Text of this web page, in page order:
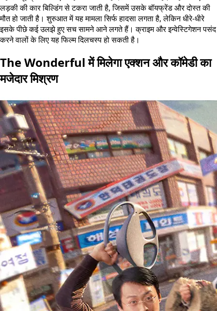
लड़की की कार बिल्डिंग से टकरा जाती है, जिसमें उसके बॉयफ्रेंड और दोस्त की
मौत हो जाती है। शुरुआत में यह मामला सिर्फ हादसा लगता है, लेकिन धीरे-धीरे
इसके पीछे कई उलझे हुए सच सामने आने लगते हैं। क्राइम और इन्वेस्टिगेशन पसंद
करने वालों के लिए यह फिल्म दिलचस्प हो सकती है।
The Wonderful में मिलेगा एक्शन और कॉमेडी का
मजेदार मिश्रण